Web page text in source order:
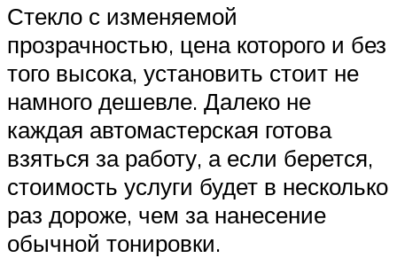
Стекло с изменяемой
прозрачностью, цена которого и без
того высока, установить стоит не
намного дешевле. Далеко не
каждая автомастерская готова
взяться за работу, а если берется,
стоимость услуги будет в несколько
раз дороже, чем за нанесение
обычной тонировки.